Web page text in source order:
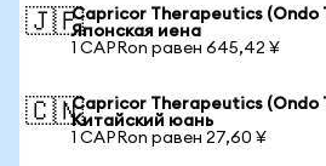
🇯🇵Capricor Therapeutics (Ondo
Японская иена
1 CAPRon равен 645,42 ¥
🇨🇳Capricor Therapeutics (Ondo
Китайский юань
1 CAPRon равен 27,60 ¥